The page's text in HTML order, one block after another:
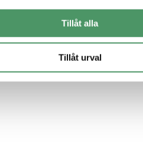
Tillåt alla
Tillåt urval